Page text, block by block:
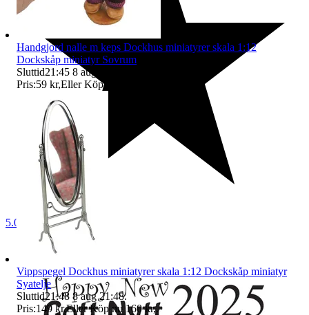
5.0
Handgjord nalle m keps Dockhus miniatyrer skala 1:12
Dockskåp miniatyr Sovrum
Sluttid21:45 8 aug 21:45
Pris:59 kr,Eller Köp nu
Vippspegel Dockhus miniatyrer skala 1:12 Dockskåp miniatyr
Syatelje
Sluttid21:48 8 aug 21:48.
Pris:149 kr,Eller Köp nu 160 kr,.